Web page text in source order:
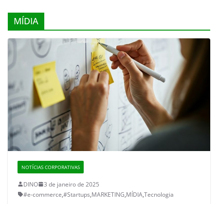
MÍDIA
NOTÍCIAS CORPORATIVAS
DINO
3 de janeiro de 2025
#e-commerce,#Startups,MARKETING,MÍDIA,Tecnologia